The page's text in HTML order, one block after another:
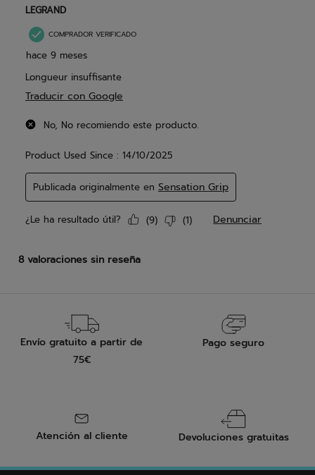
Envío gratuito a partir de
75€
Pago seguro
Atención al cliente Devoluciones gratuitas